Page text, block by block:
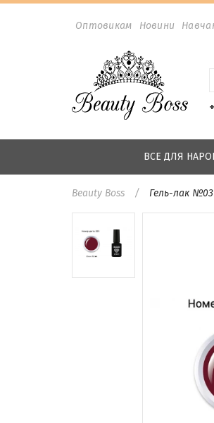
Оптовикам Новини
ВСЕ ДЛЯ
Beauty Boss Гель-лак